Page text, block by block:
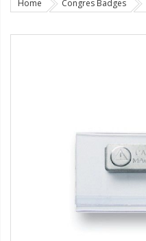
Home Congres Badges